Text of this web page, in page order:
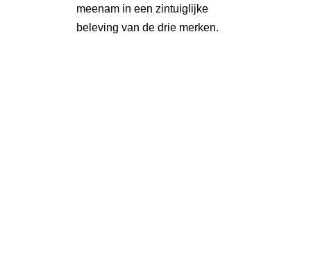
meenam in een zintuiglijke
beleving van de drie merken.